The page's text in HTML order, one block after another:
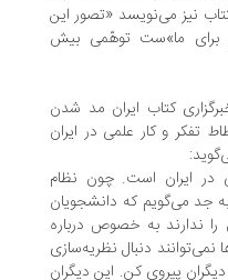
نیز می‌نویسد «تصور این
ما»ست توهّمی بیش
کتاب ایران مد شدن
و کار علمی در ایران
است. چون نظام
که دانشجویان
به خصوص درباره
دنبال نظریه‌سازی
کن. این دیگران